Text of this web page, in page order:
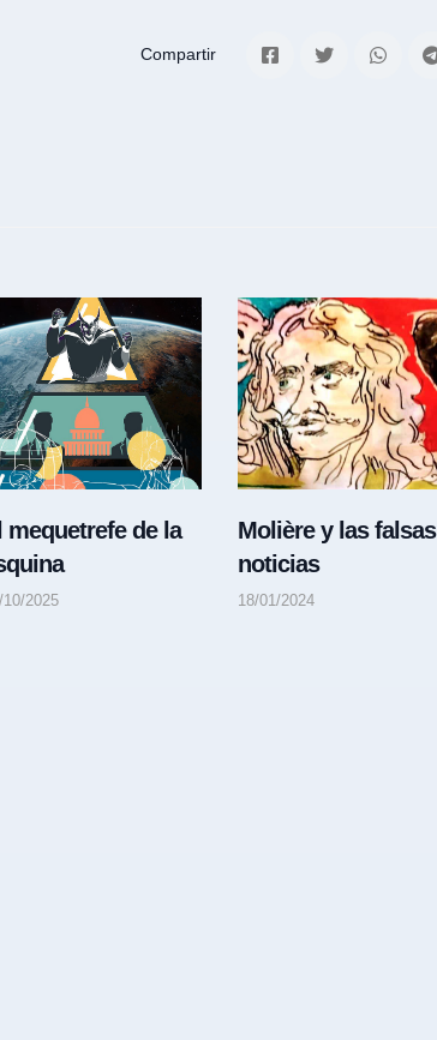
Compartir
mequetrefe de la
10/2025
Molière y las falsas
noticias
18/01/2024